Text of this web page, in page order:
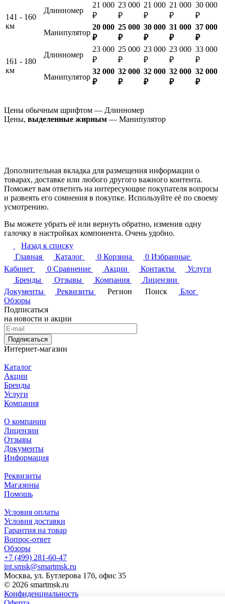
141 - 160
км
Длинномер
21 000
₽
23 000
₽
21 000
₽
21 000
₽
30 000
₽
Манипулятор
20 000
₽
25 000
₽
30 000
₽
31 000
₽
37 000
₽
161 - 180
км
Длинномер
23 000
₽
25 000
₽
23 000
₽
23 000
₽
33 000
₽
Манипулятор
32 000
₽
32 000
₽
32 000
₽
32 000
₽
32 000
₽
Цены обычным шрифтом — Длинномер
Цены, выделенные жирным — Манипулятор
Дополнительная вкладка для размещения информации о
товарах, доставке или любого другого важного контента.
Поможет вам ответить на интересующие покупателя вопросы
и развеять его сомнения в покупке. Используйте её по своему
усмотрению.
Вы можете убрать её или вернуть обратно, изменив одну
галочку в настройках компонента. Очень удобно.
Назад к списку
Главная
Каталог 0 Корзина 0 Избранные
Кабинет
0 Сравнение Акции Контакты
Услуги
Бренды
Отзывы Компания
Лицензии
Документы
Реквизиты Регион Поиск
Блог
Обзоры
Подписаться
на новости и акции
Подписаться
Интернет-магазин
Каталог
Акции
Бренды
Услуги
Компания
О компании
Лицензии
Отзывы
Документы
Информация
Реквизиты
Магазины
Помощь
Условия оплаты
Условия доставки
Гарантия на товар
Вопрос-ответ
Обзоры
+7 (499) 281-60-47
int.smsk@smartmsk.ru
Москва, ул. Бутлерова 17б, офис 35
© 2026 smartmsk.ru
Конфиденциальность